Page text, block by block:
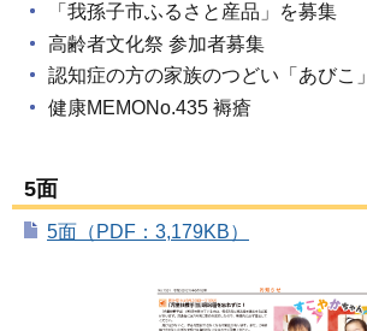
「我孫子市ふるさと産品」を募集
高齢者文化祭 参加者募集
認知症の方の家族のつどい「あびこ」
健康MEMONo.435 褥瘡
5面
5面（PDF：3,179KB）